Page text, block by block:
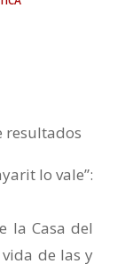
resultados
lo vale”:
la Casa del
de las y